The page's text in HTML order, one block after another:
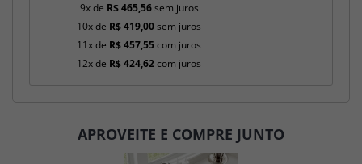
9x de R$ 465,56sem juros
10x de R$ 419,00sem juros
11x de R$ 457,55com juros
12x de R$ 424,62com juros
APROVEITE E COMPRE JUNTO